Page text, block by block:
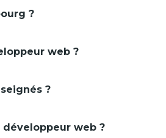
?
web ?
?
web ?